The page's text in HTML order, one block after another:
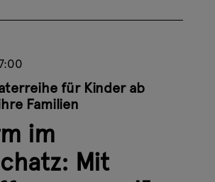
für Kinder ab
Familien
im
Mit
die Bücher von Frau
Eulenburg, der
des Bücherschatzes,
Zeit geht dort etwas
sich: Ein kleiner
seine Leidenschaft